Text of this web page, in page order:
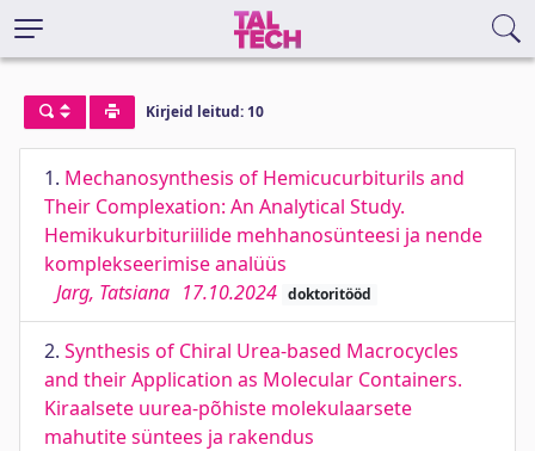
Kirjeid leitud: 10
1. Mechanosynthesis of Hemicucurbiturils and
Their Complexation: An Analytical Study.
Hemikukurbituriilide mehhanosünteesi ja nende
komplekseerimise analüüs
Jarg, Tatsiana 17.10.2024 doktoritööd
2. Synthesis of Chiral Urea-based Macrocycles
and their Application as Molecular Containers.
Kiraalsete uurea-põhiste molekulaarsete
mahutite süntees ja rakendus